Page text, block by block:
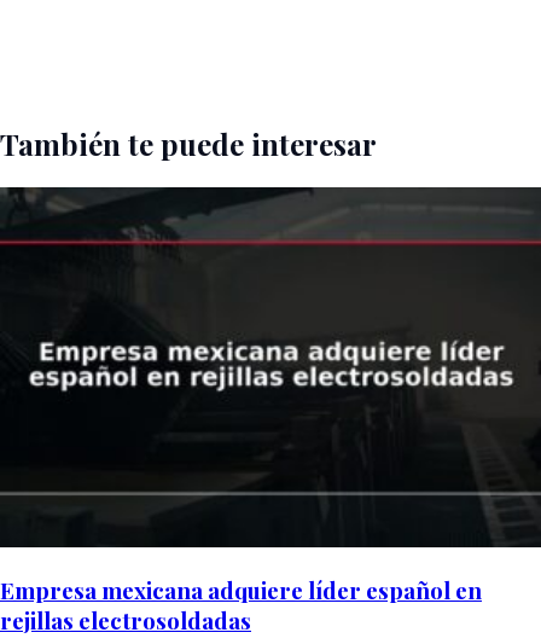
También te puede interesar
Empresa mexicana adquiere líder español en
rejillas electrosoldadas